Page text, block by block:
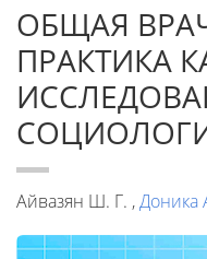
ОБЩАЯ
ПРАКТИКА
Айвазян Ш. Г. ,Доника